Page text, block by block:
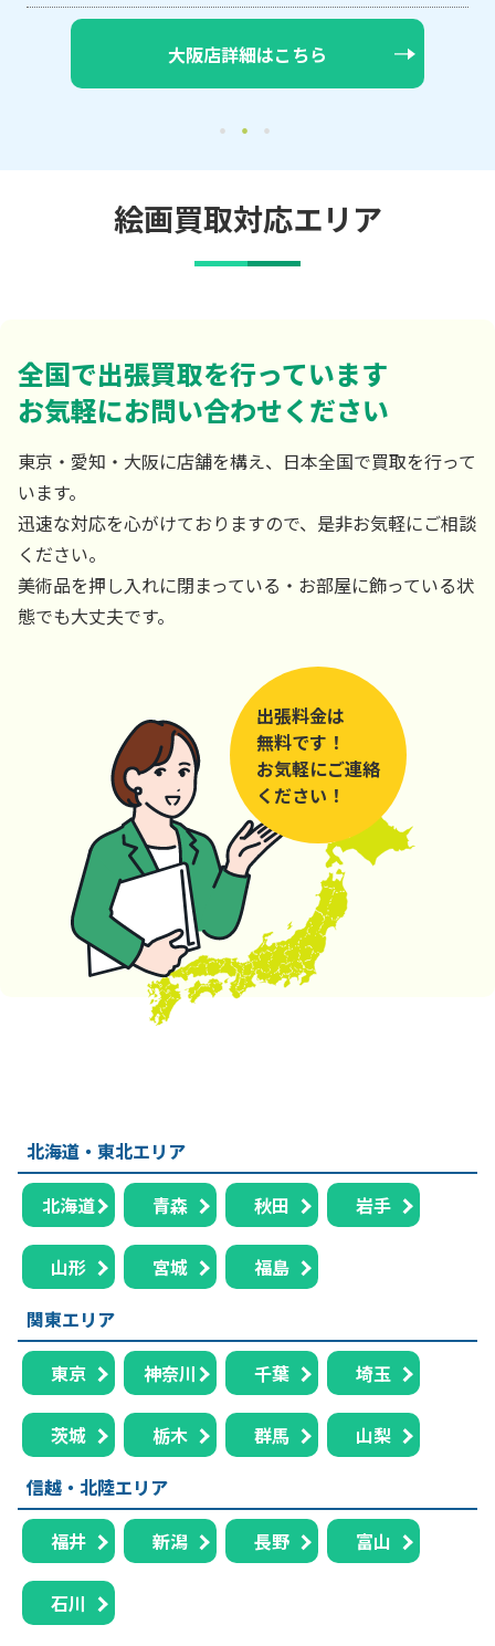
大阪店詳細はこちら
絵画買取対応エリア
全国で出張買取を行っています
お気軽にお問い合わせください
東京・愛知・大阪に店舗を構え、日本全国で買取を行って
います。
迅速な対応を心がけておりますので、是非お気軽にご相談
ください。
美術品を押し入れに閉まっている・お部屋に飾っている状
態でも大丈夫です。
出張料金は
無料です！
お気軽にご連絡
ください！
北海道・東北エリア
北海道 青森 秋田 岩手
山形 宮城
福島
関東エリア
東京 神奈川 千葉 埼玉
茨城 栃木 群馬
山梨
信越・北陸エリア
福井 新潟 長野 富山
石川